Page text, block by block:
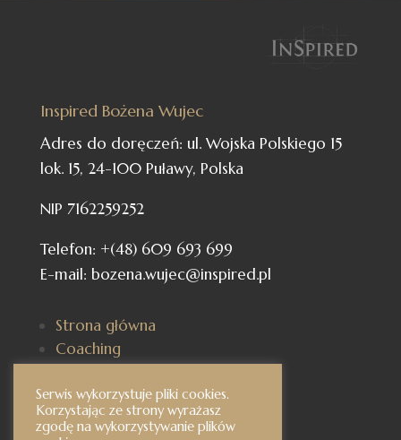
Inspired Bożena Wujec
Adres do doręczeń: ul. Wojska Polskiego 15
lok. 15, 24-100 Puławy, Polska
NIP 7162259252
Telefon: +(48) 609 693 699
E-mail: bozena.wujec@inspired.pl
Strona główna
Coaching
Karty Coachingowe
Blog
Serwis wykorzystuje pliki cookies.
Korzystając ze strony wyrażasz
zgodę na wykorzystywanie plików